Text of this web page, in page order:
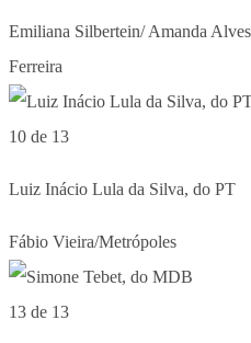
Emiliana Silbertein/ Amanda
Ferreira
10 de 13
Luiz Inácio Lula da Silva, do PT
Fábio Vieira/Metrópoles
13 de 13